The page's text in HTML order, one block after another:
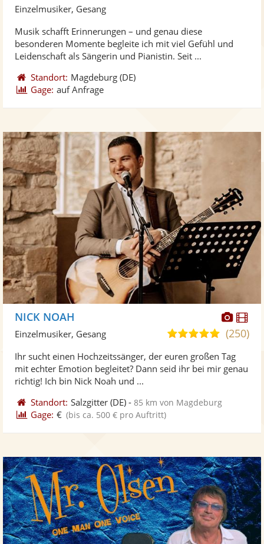
Einzelmusiker, Gesang
Musik schafft Erinnerungen – und genau diese
besonderen Momente begleite ich mit viel Gefühl und
Leidenschaft als Sängerin und Pianistin. Seit ...
Standort: Magdeburg (DE)
Gage: auf Anfrage
Fotos
NICK NOAH
5,0
5
Sternen
(250)
Einzelmusiker, Gesang
Ihr sucht einen Hochzeitssänger, der euren großen Tag
mit echter Emotion begleitet? Dann seid ihr bei mir genau
richtig! Ich bin Nick Noah und ...
Standort: Salzgitter (DE) -85 km von Magdeburg
Gage: € (bis ca. 500 € pro Auftritt)